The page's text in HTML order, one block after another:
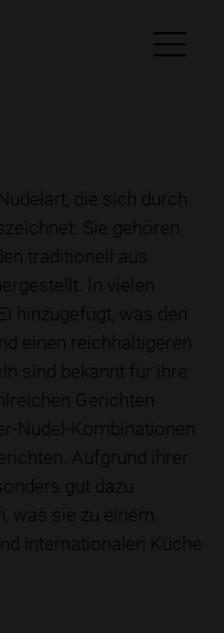
die sich durch
Sie gehören
traditionell aus
In vielen
hinzugefügt, was den
einen reichhaltigeren
sind bekannt für ihre
Gerichten
Nudel-Kombinationen
Aufgrund ihrer
gut dazu
was sie zu einem
internationalen Küche